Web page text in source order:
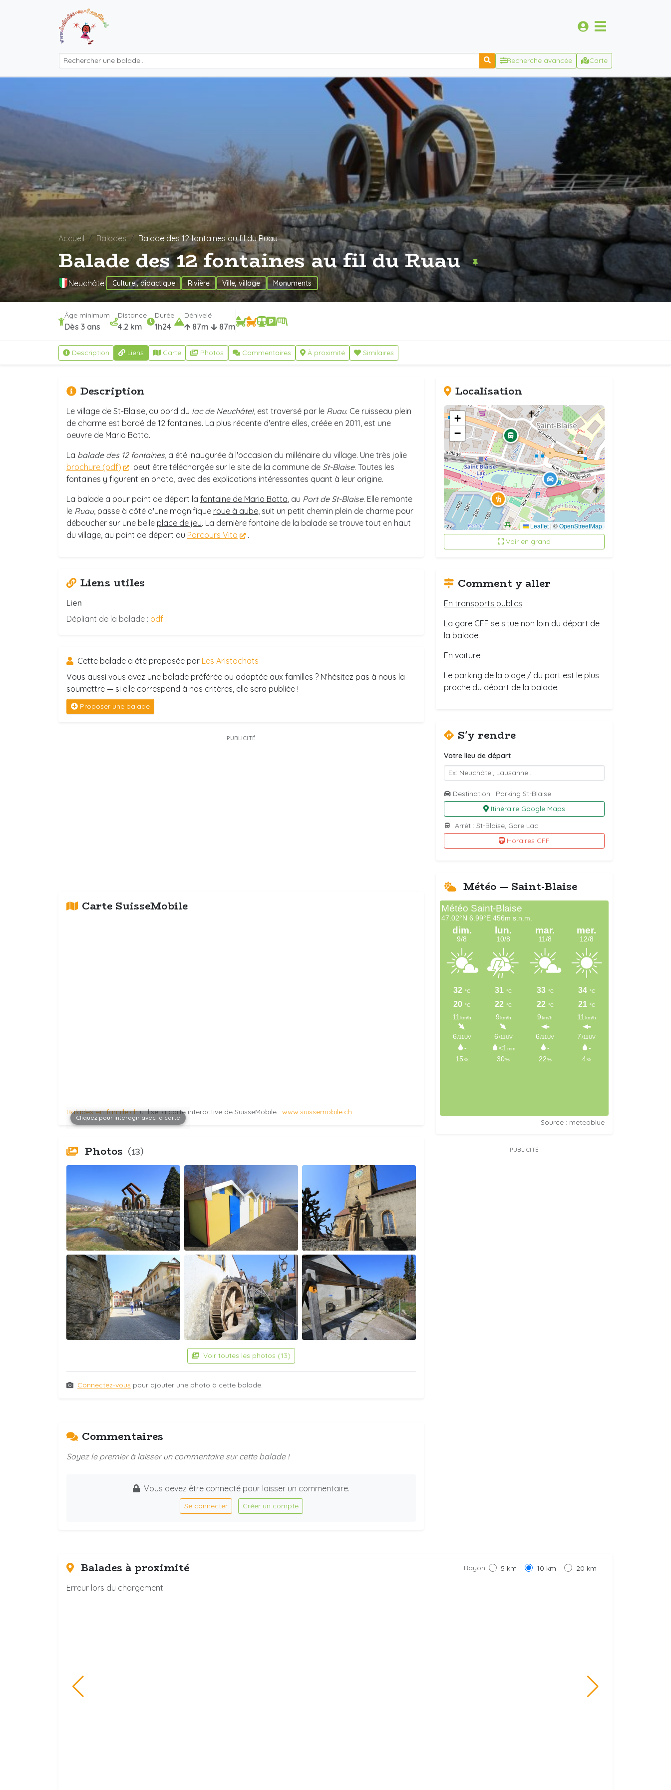
Recherche avancée Carte
Accueil Balades Balade des 12 fontaines au fil du Ruau
Balade des 12 fontaines au fil du Ruau
Neuchâtel Culturel, didactique Rivière Ville, village Monuments
Âge minimum
Dès 3 ans
Distance
4.2 km
Durée
1h24
Dénivelé
87m 87m
Description Liens Carte Photos Commentaires À proximité Similaires
Description
Le village de St-Blaise, au bord du lac de Neuchâtel, est traversé par le Ruau. Ce ruisseau plein
de charme est bordé de 12 fontaines. La plus récente d'entre elles, créée en 2011, est une
oeuvre de Mario Botta.
La balade des 12 fontaines, a été inaugurée à l'occasion du millénaire du village. Une très jolie
brochure (pdf)
peut être téléchargée sur le site de la commune de St-Blaise. Toutes les
fontaines y figurent en photo, avec des explications intéressantes quant à leur origine.
La balade a pour point de départ la fontaine de Mario Botta, au Port de St-Blaise. Elle remonte
le Ruau, passe à côté d'une magnifique roue à aube, suit un petit chemin plein de charme pour
déboucher sur une belle place de jeu. La dernière fontaine de la balade se trouve tout en haut
du village, au point de départ du Parcours Vita .
Liens utiles
Lien
Dépliant de la balade : pdf
Cette balade a été proposée par Les Aristochats
Vous aussi vous avez une balade préférée ou adaptée aux familles ? N'hésitez pas à nous la
soumettre — si elle correspond à nos critères, elle sera publiée !
Proposer une balade
PUBLICITÉ
Carte SuisseMobile
Cliquez pour interagir avec la carte
Balades-en-famille.chutilise la carte interactive de SuisseMobile : www.suissemobile.ch
Photos (13)
Voir toutes les photos (13)
Connectez-vous pour ajouter une photo à cette balade.
Localisation
+
−
Leaflet | ©OpenStreetMap
Voir en grand
Comment y aller
En transports publics
La gare CFF se situe non loin du départ de
la balade.
En voiture
Le parking de la plage / du port est le plus
proche du départ de la balade.
S'y rendre
Votre lieu de départ
Destination : Parking St-Blaise
Itinéraire Google Maps
Arrêt : St-Blaise, Gare Lac
Horaires CFF
Météo — Saint-Blaise
Source : meteoblue
PUBLICITÉ
Commentaires
Soyez le premier à laisser un commentaire sur cette balade !
Vous devez être connecté pour laisser un commentaire.
Se connecter Créer un compte
Balades à proximité Rayon : 5 km 10 km 20 km
Erreur lors du chargement.